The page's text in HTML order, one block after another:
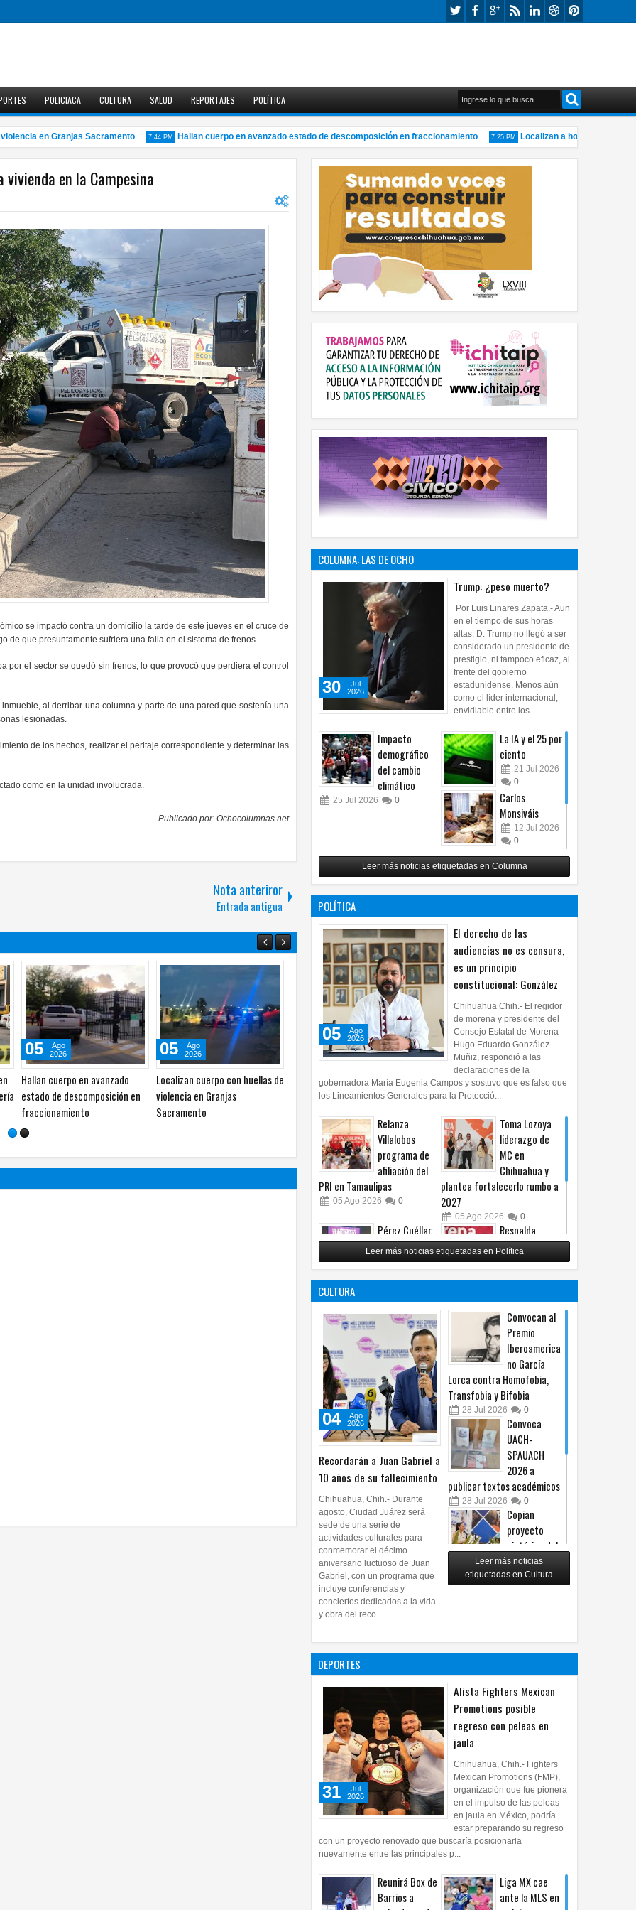
POLICIACA CULTURA SALUD REPORTAJES POLÍTICA
en Granjas Sacramento 7:44 PM Hallan cuerpo en avanzado estado de descomposición en fraccionamiento 7:25 PM Localizan a hombre sin vida en
en la Campesina
se impactó contra un domicilio la tarde de este jueves en el cruce de
de que presuntamente sufriera una falla en el sistema de frenos.
por el sector se quedó sin frenos, lo que provocó que perdiera el control
al derribar una columna y parte de una pared que sostenía una
lesionadas.
de los hechos, realizar el peritaje correspondiente y determinar las
como en la unidad involucrada.
Publicado por: Ochocolumnas.net
Nota anteriror
Entrada antigua
La música puede mejorar el
aprendizaje y la productividad,
según especialistas
05
Ago
2026
Cuestiona Estrada críticas de
la gobernadora a alcaldesa por
uso de redes sociales
05
COLUMNA: LAS DE OCHO
Trump: ¿peso muerto?
30
Jul
2026
Por Luis Linares Zapata.- Aun
en el tiempo de sus horas
altas, D. Trump no llegó a ser
considerado un presidente de
prestigio, ni tampoco eficaz, al
frente del gobierno
estadunidense. Menos aún
como el líder internacional,
envidiable entre los ...
Impacto
demográfico
del cambio
climático
25 Jul 2026 0
La IA y el 25 por
ciento
21 Jul 2026
0
Carlos
Monsiváis
12 Jul 2026
0
Revuelo en la
inteligencia
artificial
0
Leer más noticias etiquetadas en Columna
POLÍTICA
El derecho de las
audiencias no es censura,
es un principio
constitucional: González
05
Ago
2026
Chihuahua Chih.- El regidor
de morena y presidente del
Consejo Estatal de Morena
Hugo Eduardo González
Muñiz, respondió a las
declaraciones de la
gobernadora María Eugenia Campos y sostuvo que es falso que
los Lineamientos Generales para la Protecció...
Relanza
Villalobos
programa de
afiliación del
PRI en Tamaulipas
05 Ago 2026 0
Toma Lozoya
liderazgo de
MC en
Chihuahua y
plantea fortalecerlo rumbo a
2027
05 Ago 2026 0
Pérez Cuéllar
asegura que
denuncia en su
contra no
procederá
04Ago 2026 0
Respalda
Morena
Chihuahua
propuesta
audiencias
2026 0
Leer más noticias etiquetadas en Política
CULTURA
Recordarán a Juan Gabriel a
10 años de su fallecimiento
04
Ago
2026
Chihuahua, Chih.- Durante
agosto, Ciudad Juárez será
sede de una serie de
actividades culturales para
conmemorar el décimo
aniversario luctuoso de Juan
Gabriel, con un programa que
incluye conferencias y
conciertos dedicados a la vida
y obra del reco...
Convocan al
Premio
Iberoamerica
no García
Lorca contra Homofobia,
Transfobia y Bifobia
28 Jul 2026 0
Convoca
UACH-
SPAUACH
2026 a
publicar textos académicos
28 Jul 2026 0
Copian
proyecto
pictórico del
exalcalde
Juan Blanco
taller de mini
Leer más noticias
etiquetadas en Cultura
DEPORTES
Alista Fighters Mexican
Promotions posible
regreso con peleas en
jaula
31
Jul
2026
Chihuahua, Chih.- Fighters
Mexican Promotions (FMP),
organización que fue pionera
en el impulso de las peleas
en jaula en México, podría
estar preparando su regreso
con un proyecto renovado que buscaría posicionarla
nuevamente entre las principales p...
Reunirá Box de
Barrios a
Liga MX cae
ante la MLS en